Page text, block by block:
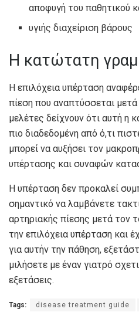
αποφυγή του παθητικού
υγιής διαχείριση βάρους
Η κατώτατη
Η επιλόχεια υπέρταση
πίεση που αναπτύσσεται
μελέτες δείχνουν ότι αυτή η
πιο διαδεδομένη από ό,τι
μπορεί να αυξήσει τον
υπέρτασης και συναφών
Η υπέρταση δεν προκαλεί
σημαντικό να λαμβάνετε
αρτηριακής πίεσης μετά τον
την επιλόχεια υπέρταση και
για αυτήν την πάθηση,
μιλήσετε με έναν γιατρό
εξετάσεις.
Tags: disease treatment guide